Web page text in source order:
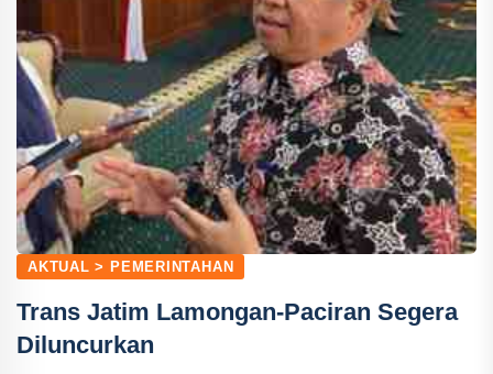
AKTUAL > PEMERINTAHAN
Trans Jatim Lamongan-Paciran Segera
Diluncurkan